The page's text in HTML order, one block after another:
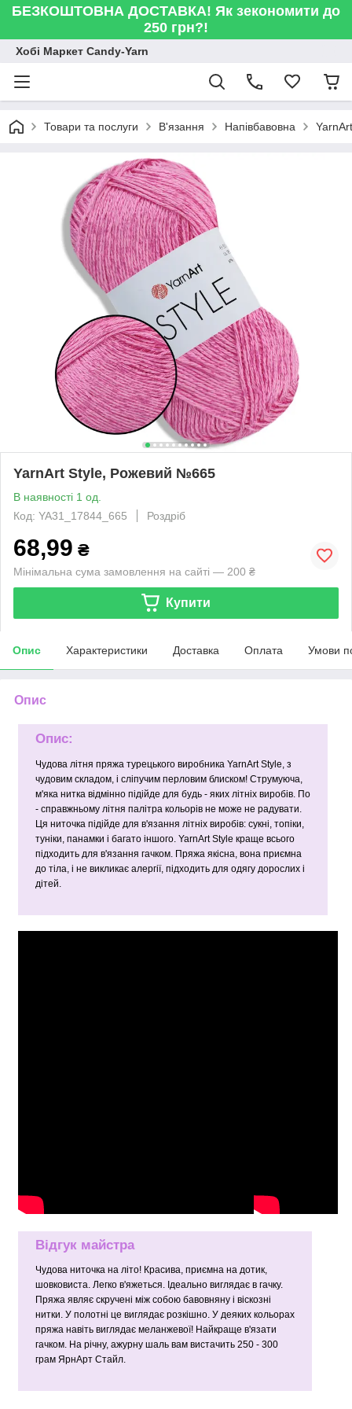
БЕЗКОШТОВНА ДОСТАВКА! Як зекономити до
250 грн?!
Хобі Маркет Candy-Yarn
Товари та послуги В'язання Напівбавовна
YarnArt Style, Рожевий №665
В наявності 1 од.
Код: YA31_17844_665
Роздріб
68,99 ₴
Мінімальна сума замовлення на сайті — 200 ₴
Купити
Опис Характеристики Доставка Оплата Умови
Опис
Опис:
Чудова літня пряжа турецького виробника YarnArt Style, з
чудовим складом, і сліпучим перловим блиском! Струмуюча,
м'яка нитка відмінно підійде для будь - яких літніх виробів. По
- справжньому літня палітра кольорів не може не радувати.
Ця ниточка підійде для в'язання літніх виробів: сукні, топіки,
туніки, панамки і багато іншого. YarnArt Style краще всього
підходить для в'язання гачком. Пряжа якісна, вона приємна
до тіла, і не викликає алергії, підходить для одягу дорослих і
дітей.
Відгук майстра
Чудова ниточка на літо! Красива, приємна на дотик,
шовковиста. Легко в'яжеться. Ідеально виглядає в гачку.
Пряжа являє скручені між собою бавовняну і віскозні
нитки. У полотні це виглядає розкішно. У деяких кольорах
пряжа навіть виглядає меланжевої! Найкраще в'язати
гачком. На річну, ажурну шаль вам вистачить 250 - 300
грам ЯрнАрт Стайл.